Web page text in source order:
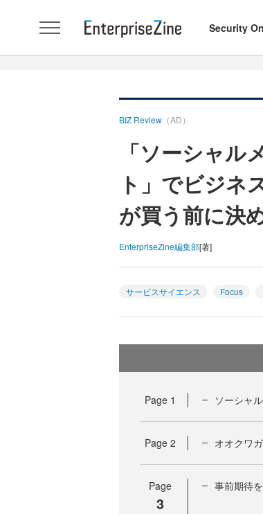
Security
BIZ Review （AD）
「ソーシャル
ト」でビジネ
が買う前に決
EnterpriseZine編集部[著]
サービスサイエンス Focus
Page 1 ソーシャ
Page 2 オオクワ
Page
3
事前期待